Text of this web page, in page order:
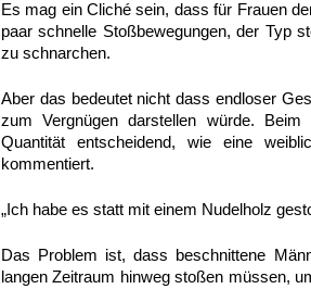
Es mag ein Cliché sein, dass für Frauen
paar schnelle Stoßbewegungen, der Typ
zu schnarchen.
Aber das bedeutet nicht dass endloser
zum Vergnügen darstellen würde.
Quantität entscheidend, wie eine
kommentiert.
„Ich habe es statt mit einem Nudelholz
Das Problem ist, dass beschnittene
langen Zeitraum hinweg stoßen müssen,